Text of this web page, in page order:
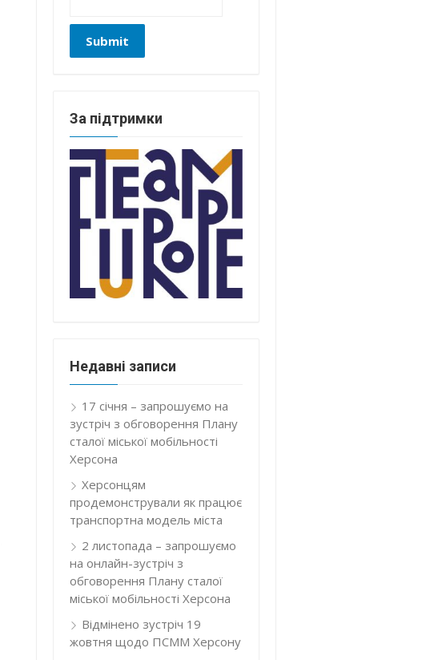
За підтримки
Недавні записи
17 січня – запрошуємо на
зустріч з обговорення Плану
сталої міської мобільності
Херсона
Херсонцям
продемонстрували як працює
транспортна модель міста
2 листопада – запрошуємо
на онлайн-зустріч з
обговорення Плану сталої
міської мобільності Херсона
Відмінено зустріч 19
жовтня щодо ПСММ Херсону